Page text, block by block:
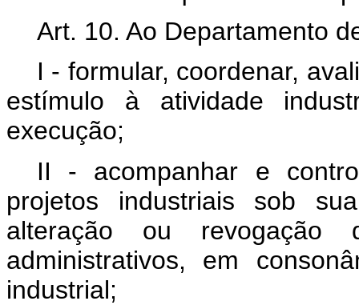
Art. 10. Ao Departamento
I - formular, coordenar,
estímulo à atividade
execução;
II - acompanhar e
projetos industriais sob
alteração ou
administrativos, em
industrial;